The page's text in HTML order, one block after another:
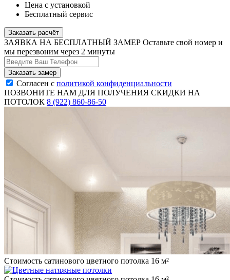
Цена с установкой
Бесплатный сервис
Заказать расчёт
ЗАЯВКА НА БЕСПЛАТНЫЙ ЗАМЕР Оставьте свой номер и
мы перезвоним через 2 минуты
Согласен с политикой конфиденциальности
ПОЗВОНИТЕ НАМ ДЛЯ ПОЛУЧЕНИЯ СКИДКИ НА
ПОТОЛОК 8 (922) 860-86-50
Стоимость сатинового цветного потолка 16 м²